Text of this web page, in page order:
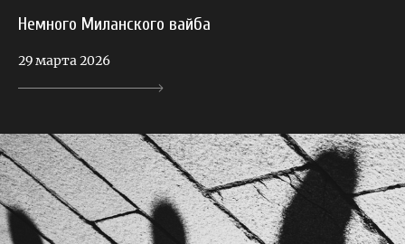
Немного Миланского вайба
29 марта 2026